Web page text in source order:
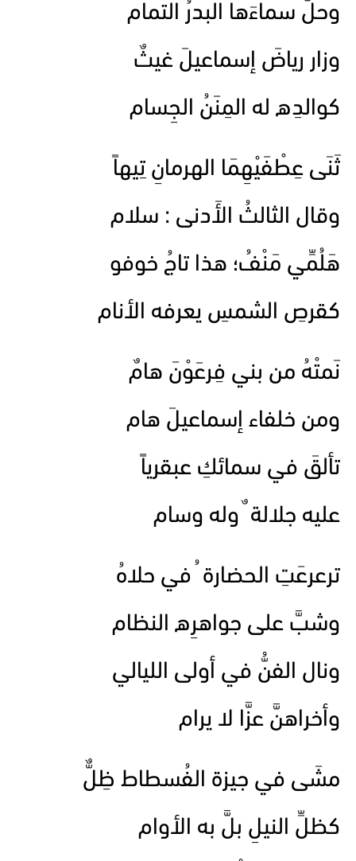
وحلَّ سماءَها البدرُ التمام
وزار رياضَ إسماعيلَ غيثٌ
كوالدِه له المِنَنُ الجِسام
ثَنَى عِطْفَيْهِمَا الهرمانِ تِيهاً
وقال الثالثُ الأَدنى : سلام
هَلُمِّي مَنْفُ؛ هذا تاجُ خوفو
كقرصِ الشمسِ يعرفه الأنام
نَمتْهُ من بني فِرعَوْنَ هامٌ
ومن خلفاء إسماعيلَ هام
تألقَ في سمائكِ عبقرياً
عليه جلالة ٌ وله وسام
ترعرعَتِ الحضارة ُ في حلاهُ
وشبَّ على جواهرِه النظام
ونال الفنُّ في أولى الليالي
وأخراهنَّ عزَّا لا يرام
مشَى في جيزة الفُسطاط ظِلٌّ
كظلِّ النيلِ بلَّ به الأوام